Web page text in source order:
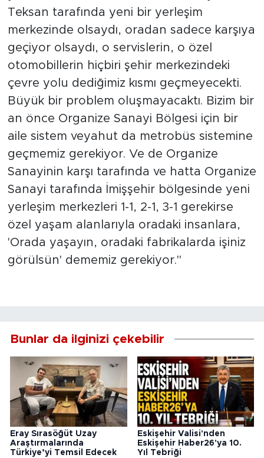
Teksan tarafında yeni bir yerleşim
merkezinde olsaydı, oradan sadece karşıya
geçiyor olsaydı, o servislerin, o özel
otomobillerin hiçbiri şehir merkezindeki
çevre yolu dediğimiz kısmı geçmeyecekti.
Büyük bir problem oluşmayacaktı. Bizim bir
an önce Organize Sanayi Bölgesi için bir
aile sistem veyahut da metrobüs sistemine
geçmemiz gerekiyor. Ve de Organize
Sanayinin karşı tarafında ve hatta Organize
Sanayi tarafında İmişşehir bölgesinde yeni
yerleşim merkezleri 1-1, 2-1, 3-1 gerekirse
özel yaşam alanlarıyla oradaki insanlara,
'Orada yaşayın, oradaki fabrikalarda işiniz
görülsün' dememiz gerekiyor."
Bunlar da ilginizi çekebilir
Eray Sırasöğüt Uzay
Araştırmalarında
Türkiye’yi Temsil Edecek
Eskişehir Valisi'nden
Eskişehir Haber26'ya 10.
Yıl Tebriği